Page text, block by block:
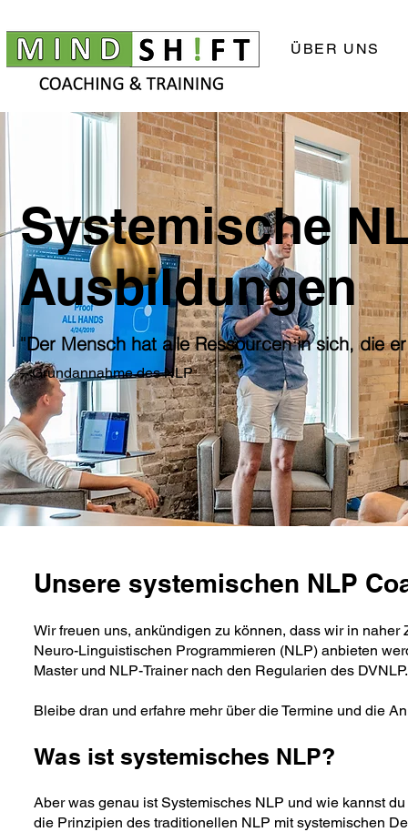
ÜBER UNS
Systemische
Ausbildungen
"Der Mensch hat alle Ressourcen in sich, die
– Grundannahme des NLP
Unsere systemischen NLP
Wir freuen uns, ankündigen zu können, dass wir in
Neuro-Linguistischen Programmieren (NLP) anbieten
Master und NLP-Trainer nach den Regularien des DVNLP.
Bleibe dran und erfahre mehr über die Termine und die
Was ist systemisches NLP?
Aber was genau ist Systemisches NLP und wie kannst
die Prinzipien des traditionellen NLP mit systemischen